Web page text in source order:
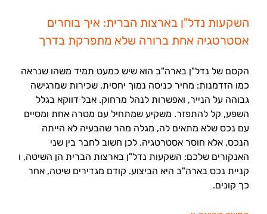
השקעות נדל"ן בארצות הברית: איך בוחרים
אסטרטגיה אחת ברורה שלא מתפרקת בדרך
הקסם של נדל"ן בארה"ב הוא שיש כמעט תמיד משהו שנראה
כמו הזדמנות: מחיר כניסה נמוך יחסית, שכירות שמרגישה
גבוהה על הנייר, ואפשרות לנהל מרחוק. אבל דווקא בגלל
השפע, קל להתפזר. משקיע שמתחיל עם מטרה אחת ומסיים
עם נכס שלא מתאים לה, מגלה מהר שהבעיה לא הייתה
הנכס, אלא חוסר אסטרטגיה. לכן חשוב לחבר בין שני
האנקורים שלכם: השקעות נדל"ן בארצות הברית הן השיטה, ו
קניית נכס בארה"ב היא הביצוע. קודם מגדירים שיטה, אחר
כך קונים.